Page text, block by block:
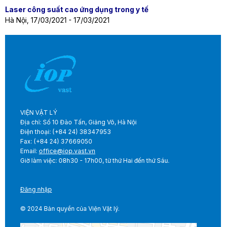
Laser công suất cao ứng dụng trong y tế
Hà Nội, 17/03/2021 - 17/03/2021
VIỆN VẬT LÝ
Địa chỉ: Số 10 Đào Tấn, Giảng Võ, Hà Nội
Điện thoại: (+84 24) 38347953
Fax: (+84 24) 37669050
Email: office@iop.vast.vn
Giờ làm việc: 08h30 - 17h00, từ thứ Hai đến thứ Sáu.
Đăng nhập
© 2024 Bản quyền của Viện Vật lý.